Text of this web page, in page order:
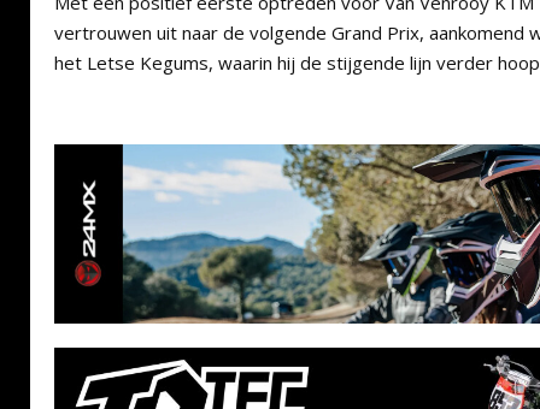
vertrouwen uit naar de volgende Grand Prix, aankomend
het Letse Kegums, waarin hij de stijgende lijn verder